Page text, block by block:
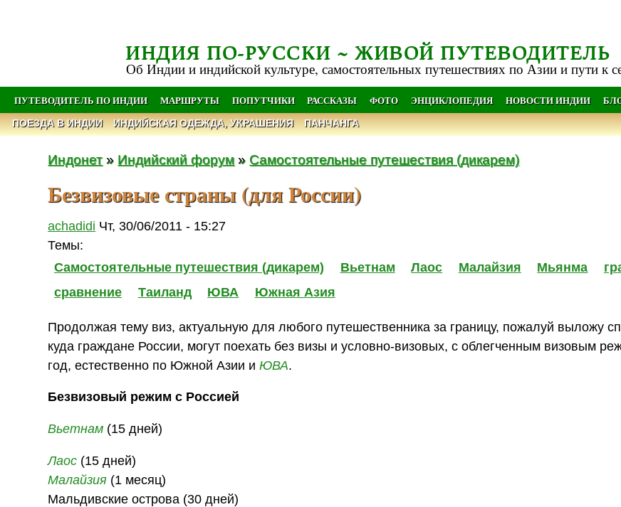
ИНДИЯ ПО-РУССКИ ~ ЖИВОЙ ПУТЕВОДИТЕЛЬ
Об Индии и индийской культуре, самостоятельных путешествиях по Азии и пути к
ПУТЕВОДИТЕЛЬ ПО ИНДИИ МАРШРУТЫ ПОПУТЧИКИ РАССКАЗЫ ФОТО ЭНЦИКЛОПЕДИЯ НОВОСТИ ИНДИИ
ПОЕЗДА В ИНДИИ ИНДИЙСКАЯ ОДЕЖДА, УКРАШЕНИЯ ПАНЧАНГА
Индонет» Индийский форум » Самостоятельные путешествия (дикарем)
Безвизовые страны (для России)
achadidi Чт, 30/06/2011 - 15:27
Темы:
Самостоятельные путешествия (дикарем)
Вьетнам Лаос Малайзия Мьянма
сравнение
Таиланд ЮВА Южная Азия
Продолжая тему виз, актуальную для любого путешественника за границу, пожалуй выложу
куда граждане России, могут поехать без визы и условно-визовых, с облегченным визовым
год, естественно по Южной Азии иЮВА.
Безвизовый режим с Россией
Вьетнам (15 дней)
Лаос (15 дней)
Малайзия (1 месяц)
Мальдивские острова (30 дней)